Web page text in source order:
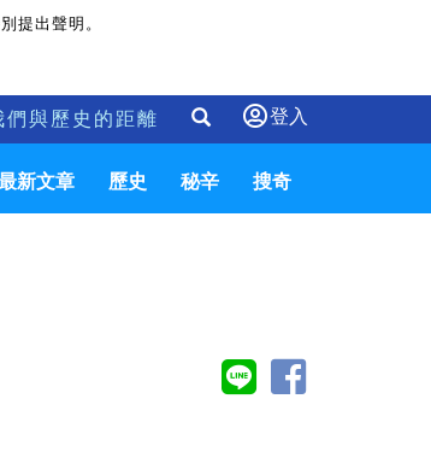
提出聲明。
登入
們與歷史的距離
新文章 歷史 秘辛 搜奇